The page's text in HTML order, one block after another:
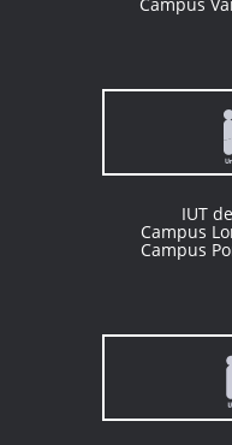
IUT
Campus
Campus